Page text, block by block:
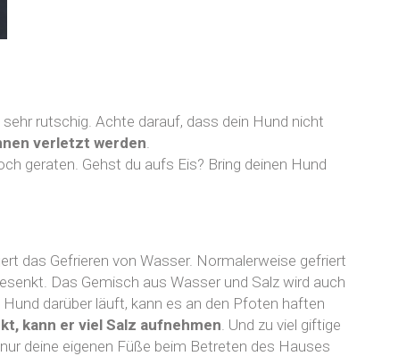
rutschig. Achte darauf, dass dein Hund nicht
verletzt werden
geraten. Gehst du aufs Eis? Bring deinen Hund
das Gefrieren von Wasser. Normalerweise gefriert
Das Gemisch aus Wasser und Salz wird auch
darüber läuft, kann es an den Pfoten haften
kann er viel Salz aufnehmen . Und zu viel giftige
deine eigenen Füße beim Betreten des Hauses